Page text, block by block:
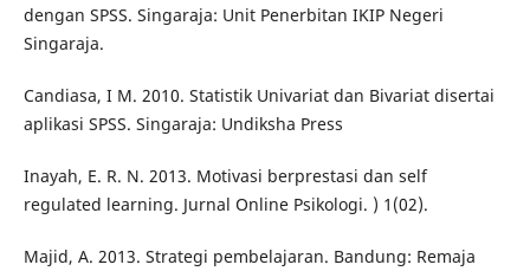
dengan SPSS. Singaraja: Unit Penerbitan IKIP Negeri
Singaraja.
Candiasa, I M. 2010. Statistik Univariat dan Bivariat disertai
aplikasi SPSS. Singaraja: Undiksha Press
Inayah, E. R. N. 2013. Motivasi berprestasi dan self
regulated learning. Jurnal Online Psikologi. ) 1(02).
Majid, A. 2013. Strategi pembelajaran. Bandung: Remaja